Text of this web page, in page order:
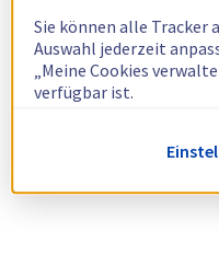
Sie können alle Tracker
Auswahl jederzeit
„Meine Cookies
verfügbar ist.
Weitere Informationen
zur Verwendung von